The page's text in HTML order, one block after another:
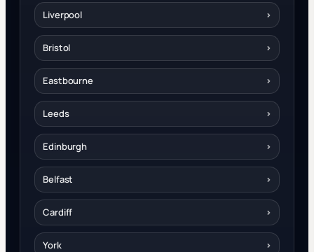
Liverpool ›
Bristol ›
Eastbourne ›
Leeds ›
Edinburgh ›
Belfast ›
Cardiff ›
York ›